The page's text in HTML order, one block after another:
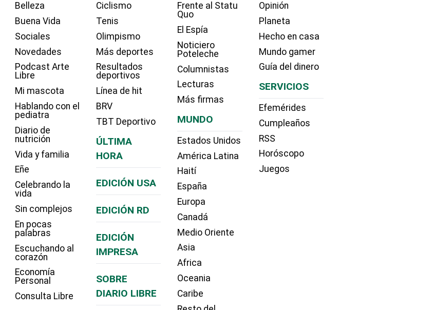
Belleza
Buena Vida
Sociales
Novedades
Podcast Arte
Libre
Mi mascota
Hablando con el
pediatra
Diario de
nutrición
Vida y familia
Eñe
Celebrando la
vida
Sin complejos
En pocas
palabras
Escuchando al
corazón
Economía
Personal
Consulta Libre
Ciclismo
Tenis
Olimpismo
Más deportes
Resultados
deportivos
Línea de hit
BRV
TBT Deportivo
ÚLTIMA
HORA
EDICIÓN USA
EDICIÓN RD
EDICIÓN
IMPRESA
SOBRE
DIARIO LIBRE
Frente al Statu
Quo
El Espía
Noticiero
Poteleche
Columnistas
Lecturas
Más firmas
MUNDO
Estados Unidos
América Latina
Haití
España
Europa
Canadá
Medio Oriente
Asia
Africa
Oceania
Caribe
Opinión
Planeta
Hecho en casa
Mundo gamer
Guía del dinero
SERVICIOS
Efemérides
Cumpleaños
RSS
Horóscopo
Juegos